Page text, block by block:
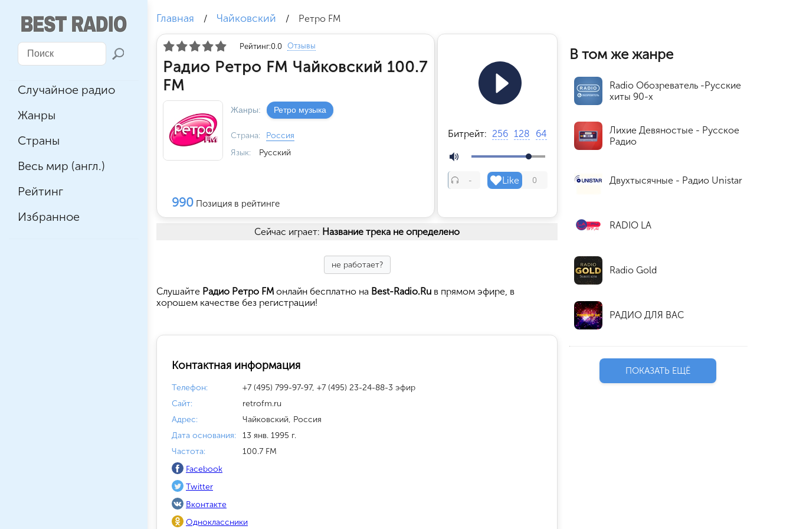
Случайное радио
Жанры
Страны
Весь мир (англ.)
Рейтинг
Избранное
Главная / Чайковский / Ретро FM
Рейтинг:0.0 Отзывы
Радио Ретро FM Чайковский 100.7
FM
Жанры: Ретро музыка
Страна:
Россия
Язык:
Русский
Битрейт: 256 128 64
- Like 0
990 Позиция в рейтинге
Сейчас играет: Название трека не определено
не работает?
Cлушайте Радио Ретро FM онлайн бесплатно на Best-Radio.Ru в прямом эфире, в
хорошем качестве без регистрации!
Контактная информация
Телефон:
+7 (495) 799-97-97, +7 (495) 23-24-88-3 эфир
Сайт:
retrofm.ru
Адрес:
Чайковский, Россия
Дата основания:
13 янв. 1995 г.
Частота:
100.7 FM
Facebook
Twitter
Вконтакте
Одноклассники
В том же жанре
Radio Обозреватель -Русские
хиты 90-х
Лихие Девяностые - Русское
Радио
Двухтысячные - Радио Unistar
RADIO LA
Radio Gold
РАДИО ДЛЯ ВАС
ПОКАЗАТЬ ЕЩЁ